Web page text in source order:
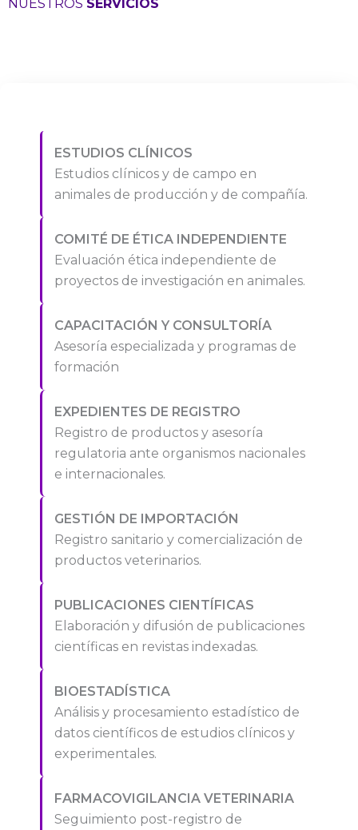
NUESTROS SERVICIOS
ESTUDIOS CLÍNICOS
Estudios clínicos y de campo en
animales de producción y de compañía.
COMITÉ DE ÉTICA INDEPENDIENTE
Evaluación ética independiente de
proyectos de investigación en animales.
CAPACITACIÓN Y CONSULTORÍA
Asesoría especializada y programas de
formación
EXPEDIENTES DE REGISTRO
Registro de productos y asesoría
regulatoria ante organismos nacionales
e internacionales.
GESTIÓN DE IMPORTACIÓN
Registro sanitario y comercialización de
productos veterinarios.
PUBLICACIONES CIENTÍFICAS
Elaboración y difusión de publicaciones
científicas en revistas indexadas.
BIOESTADÍSTICA
Análisis y procesamiento estadístico de
datos científicos de estudios clínicos y
experimentales.
FARMACOVIGILANCIA VETERINARIA
Seguimiento post-registro de